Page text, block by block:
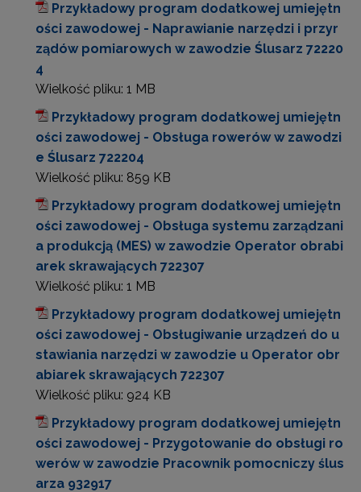
Przykładowy program dodatkowej umiejętn
ości zawodowej - Naprawianie narzędzi i przyr
ządów pomiarowych w zawodzie Ślusarz 72220
4
Wielkość pliku: 1 MB
Przykładowy program dodatkowej umiejętn
ości zawodowej - Obsługa rowerów w zawodzi
e Ślusarz 722204
Wielkość pliku: 859 KB
Przykładowy program dodatkowej umiejętn
ości zawodowej - Obsługa systemu zarządzani
a produkcją (MES) w zawodzie Operator obrabi
arek skrawających 722307
Wielkość pliku: 1 MB
Przykładowy program dodatkowej umiejętn
ości zawodowej - Obsługiwanie urządzeń do u
stawiania narzędzi w zawodzie u Operator obr
abiarek skrawających 722307
Wielkość pliku: 924 KB
Przykładowy program dodatkowej umiejętn
ości zawodowej - Przygotowanie do obsługi ro
werów w zawodzie Pracownik pomocniczy ślus
arza 932917